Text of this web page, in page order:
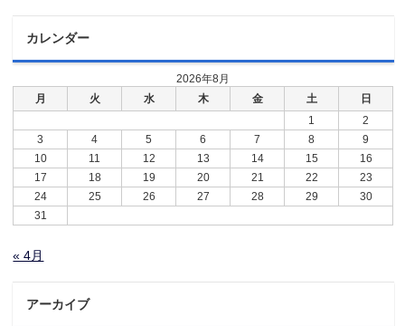
カレンダー
2026年8月
月
火 水 木 金 土
日
1
2
3
4 5 6 7 8
9
10
11 12 13 14 15
16
17
18 19 20 21 22
23
24
25 26 27 28 29
30
31
« 4月
アーカイブ